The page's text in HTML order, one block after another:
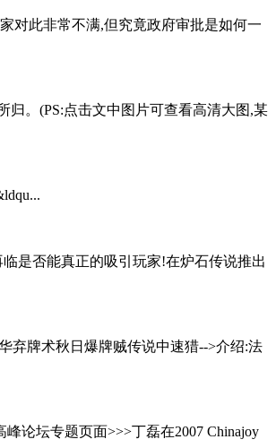
对此非常不满,但究竟政府审批是如何一
归。(PS:点击文中图片可查看高清大图,某
是否能真正的吸引玩家!在炉石传说推出
弃牌术秋日爆牌贼传说中速猎-->介绍:法
论坛专题页面>>>丁磊在2007 Chinajoy